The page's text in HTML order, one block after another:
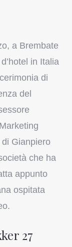
a Brembate
in Italia
di
del
di Gianpiero
che ha
appunto
ospitata
27